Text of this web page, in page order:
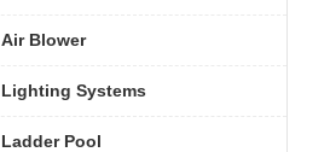
Air Blower
Lighting Systems
Ladder Pool